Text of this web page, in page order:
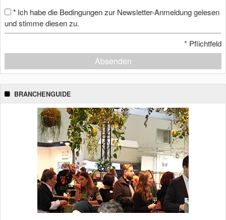
* Ich habe die Bedingungen zur Newsletter-Anmeldung gelesen
und stimme diesen zu.
* Pflichtfeld
Absenden
BRANCHENGUIDE